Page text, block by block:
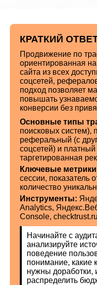
КРАТКИЙ
Продвижение по
ориентированная
сайта из всех
соцсетей,
подход позволяет
повышать
конверсии без
Основные типы
поисковых
реферальный (с
соцсетей) и платный
таргетированная
Ключевые
сессии, показатель
количество
Инструменты:
Analytics,
Console, checktrust.ru
Начинайте с
анализируйте
поведение
понимание, какие
нужны доработки,
распределить